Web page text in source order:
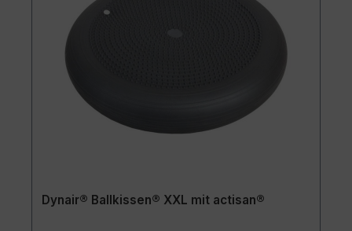
Dynair® Ballkissen® XXL mit actisan®